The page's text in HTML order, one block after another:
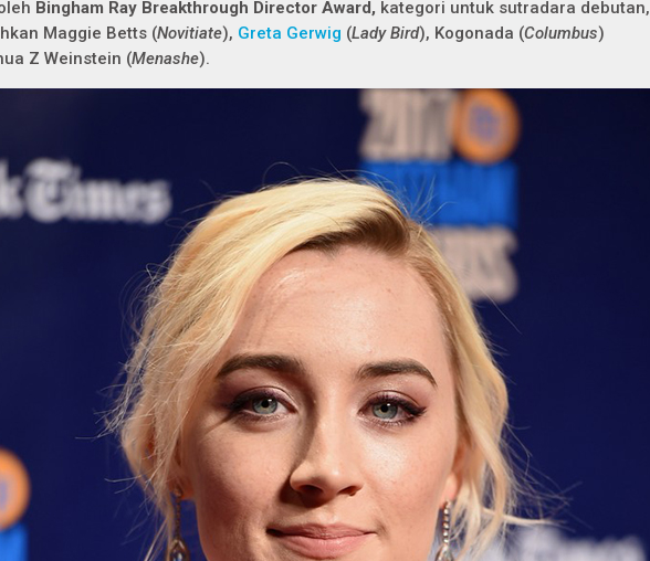
Bingham Ray Breakthrough Director Award, kategori untuk sutradara debutan,
Maggie Betts (Novitiate), Greta Gerwig (Lady Bird), Kogonada (Columbus)
Z Weinstein (Menashe).